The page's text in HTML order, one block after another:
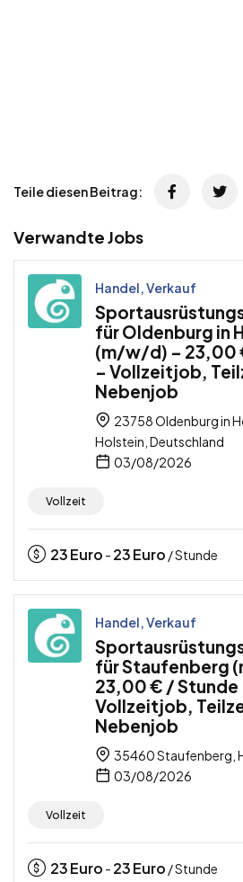
Teile diesen Beitrag:
Verwandte Jobs
Handel, Verkauf
für Oldenburg in
(m/w/d) – 23,00
– Vollzeitjob,
Nebenjob
23758 Oldenburg in
Holstein, Deutschland
03/08/2026
Vollzeit
23Euro - 23Euro / Stunde
Handel, Verkauf
für Staufenberg
23,00 € / Stunde
Vollzeitjob,
Nebenjob
35460 Staufenberg,
03/08/2026
Vollzeit
23Euro - 23Euro / Stunde